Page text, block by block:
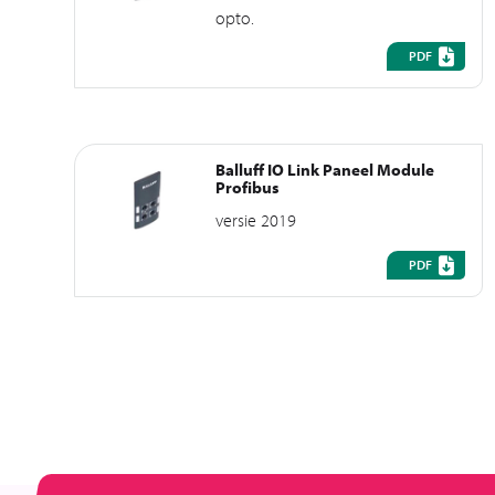
opto.
PDF
Balluff IO Link Paneel Module
Profibus
versie 2019
PDF